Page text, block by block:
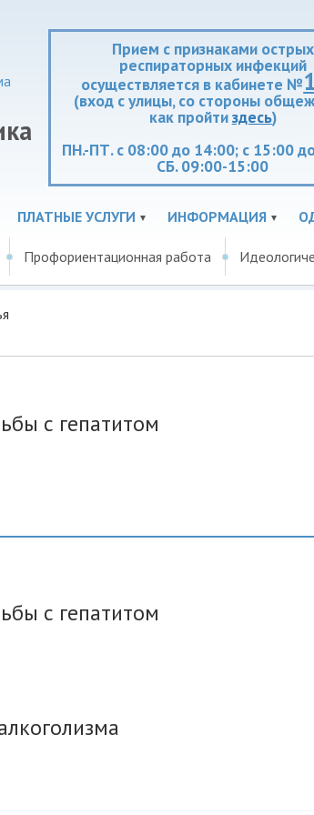
Прием с признаками острых
респираторных инфекций
осуществляется в кабинете №
(вход с улицы, со стороны
как пройтиздесь)
ПН.-ПТ. с 08:00 до 14:00; с 15:00
СБ. 09:00-15:00
ПЛАТНЫЕ УСЛУГИ ИНФОРМАЦИЯ
Профориентационная работа
с гепатитом
с гепатитом